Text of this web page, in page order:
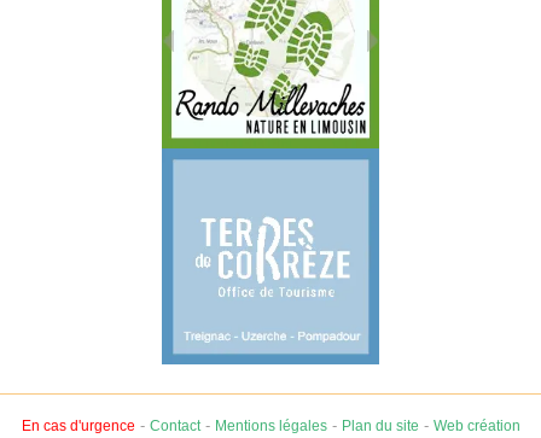
En cas d'urgence - Contact- Mentions légales- Plan du site - Web création